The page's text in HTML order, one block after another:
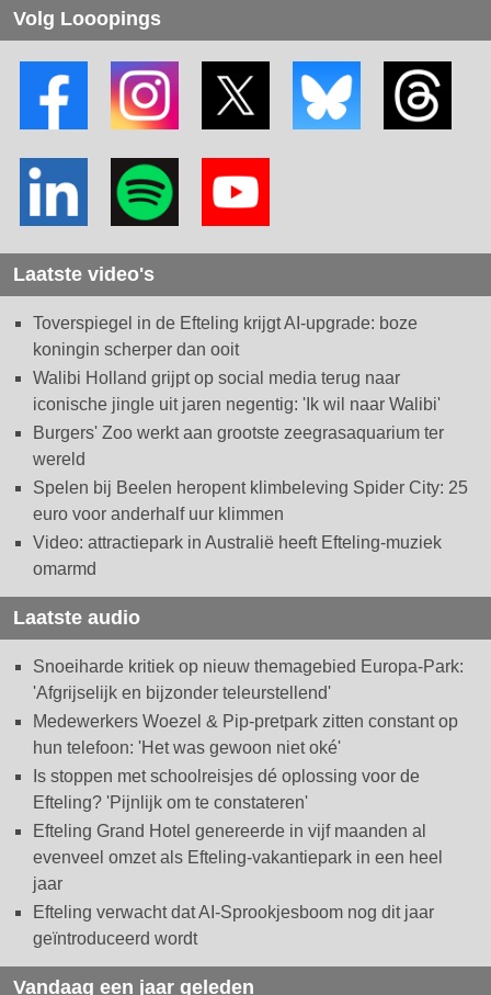
Volg Looopings
Laatste video's
Toverspiegel in de Efteling krijgt AI-upgrade: boze
koningin scherper dan ooit
Walibi Holland grijpt op social media terug naar
iconische jingle uit jaren negentig: 'Ik wil naar Walibi'
Burgers' Zoo werkt aan grootste zeegrasaquarium ter
wereld
Spelen bij Beelen heropent klimbeleving Spider City: 25
euro voor anderhalf uur klimmen
Video: attractiepark in Australië heeft Efteling-muziek
omarmd
Laatste audio
Snoeiharde kritiek op nieuw themagebied Europa-Park:
'Afgrijselijk en bijzonder teleurstellend'
Medewerkers Woezel & Pip-pretpark zitten constant op
hun telefoon: 'Het was gewoon niet oké'
Is stoppen met schoolreisjes dé oplossing voor de
Efteling? 'Pijnlijk om te constateren'
Efteling Grand Hotel genereerde in vijf maanden al
evenveel omzet als Efteling-vakantiepark in een heel
jaar
Efteling verwacht dat AI-Sprookjesboom nog dit jaar
geïntroduceerd wordt
Vandaag een jaar geleden